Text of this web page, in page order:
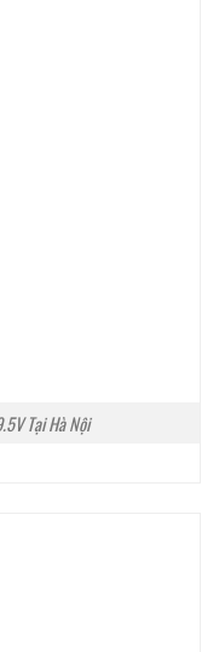
Tại Hà Nội